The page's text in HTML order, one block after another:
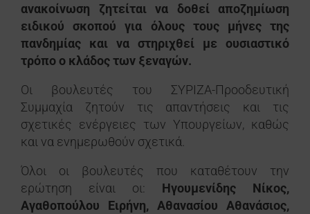
ανακοίνωση ζητείται να δοθεί αποζημίωση
ειδικού σκοπού για όλους τους μήνες της
πανδημίας και να στηριχθεί με ουσιαστικό
τρόπο ο κλάδος των ξεναγών.
Οι βουλευτές του ΣΥΡΙΖΑ-Προοδευτική
Συμμαχία ζητούν τις απαντήσεις και τις
σχετικές ενέργειες των Υπουργείων, καθώς
και να ενημερωθούν σχετικά.
Όλοι οι βουλευτές που καταθέτουν την
ερώτηση είναι οι: Ηγουμενίδης Νίκος,
Αγαθοπούλου Ειρήνη, Αθανασίου Αθανάσιος,